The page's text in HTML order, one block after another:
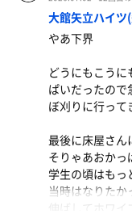
もりカレー
(写真はなんと
目が無いのは相
次はサ活の復帰
車をせせらぎさ
ある事に気付
これはテレビの
し活を泣く泣く
会いたかったよ
向かうは板柳町
テレビ無しがそ
ということは、
シャル(別名:ア
私が勝手に呼ん
それこそうぬう
アウフグース🌿
それはもう前の
メインまでに4
大館矢立ハイツ
やあ下界
どうにもこう
ぱいだったので
ぼ刈りに行って
最後に床屋さん
そりゃあおかっ
学生の頃はもっ
当時はなりた
伸ばしてホワ